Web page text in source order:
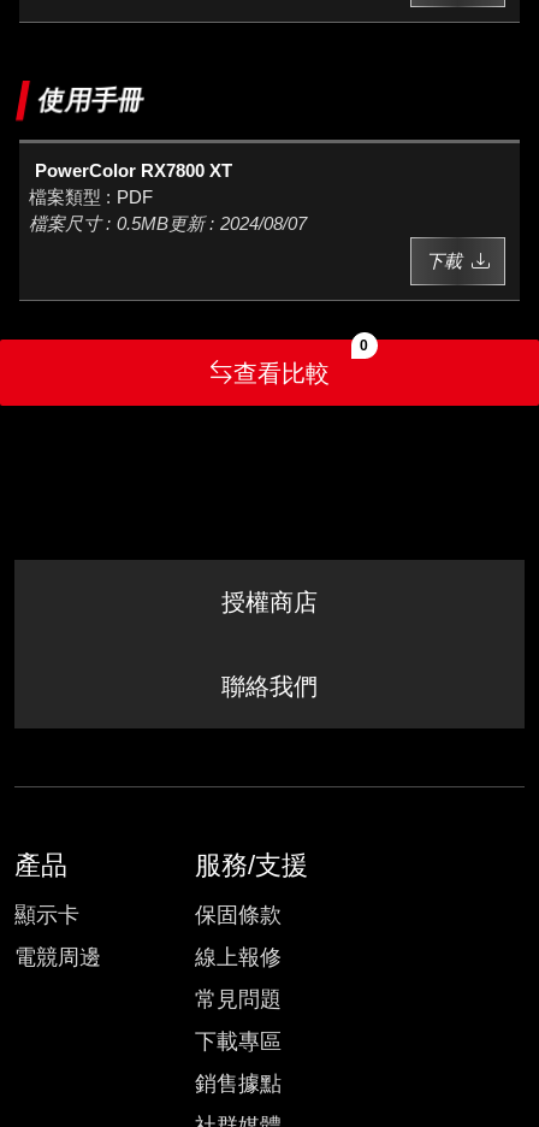
使用手冊
PowerColor RX7800 XT
PDF
0.5MB
2024/08/07
下載
查看比較
0
授權商店
聯絡我們
產品
顯示卡
電競周邊
服務/支援
保固條款
線上報修
常見問題
下載專區
銷售據點